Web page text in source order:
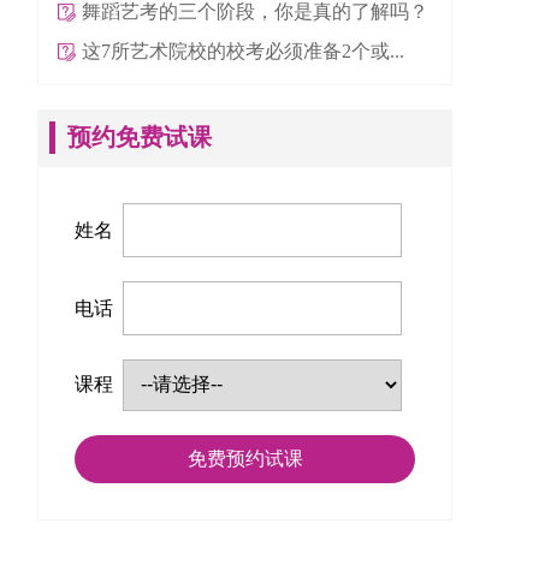
舞蹈艺考的三个阶段，你是真的了解吗？
这7所艺术院校的校考必须准备2个或...
预约免费试课
姓名
电话
课程